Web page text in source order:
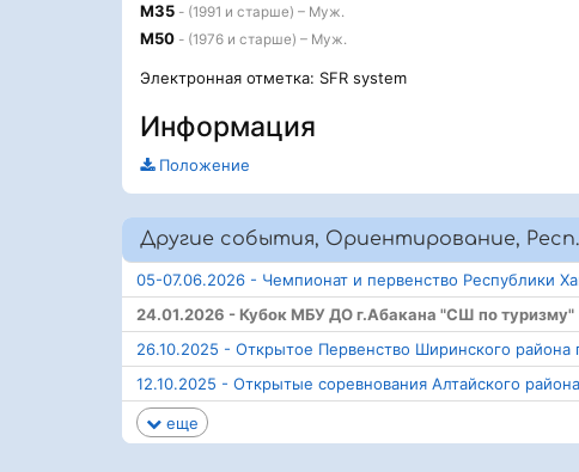
М35 - (1991 и старше) – Муж.
М50 - (1976 и старше) – Муж.
Электронная отметка: SFR system
Информация
Положение
Другие события, Ориентирование, Респ.
05-07.06.2026 - Чемпионат и первенство Республики
24.01.2026 - Кубок МБУ ДО г.Абакана "СШ по туризму"
26.10.2025 - Открытое Первенство Ширинского
12.10.2025 - Открытые соревнования Алтайского
еще